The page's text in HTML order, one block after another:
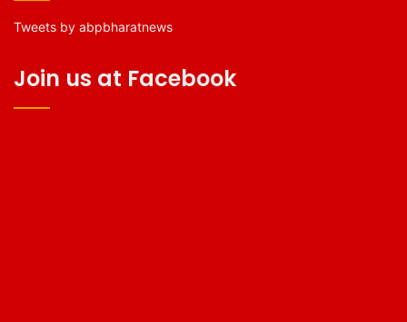
Tweets by abpbharatnews
Join us at Facebook